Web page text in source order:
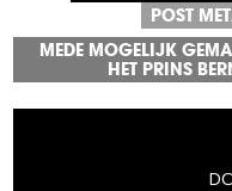
POST
MEDE MOGELIJK
HET PRINS